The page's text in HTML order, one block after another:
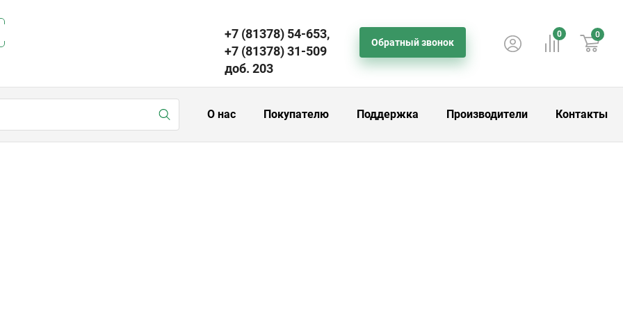
+7 (81378) 54-653,
+7 (81378) 31-509
доб. 203
Обратный звонок
0 0
О нас Покупателю Поддержка Производители Контакты